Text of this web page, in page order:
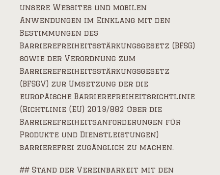
unsere Websites und mobilen
Anwendungen im Einklang mit den
Bestimmungen des
Barrierefreiheitsstärkungsgesetz (BFSG)
sowie der Verordnung zum
Barrierefreiheitsstärkungsgesetz
(BFSGV) zur Umsetzung der die
europäische Barrierefreiheitsrichtlinie
(Richtlinie (EU) 2019/882 über die
Barrierefreiheitsanforderungen für
Produkte und Dienstleistungen)
barrierefrei zugänglich zu machen.
## Stand der Vereinbarkeit mit den